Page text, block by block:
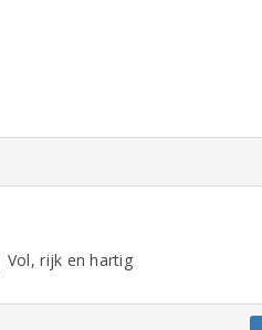
Vol, rijk en hartig